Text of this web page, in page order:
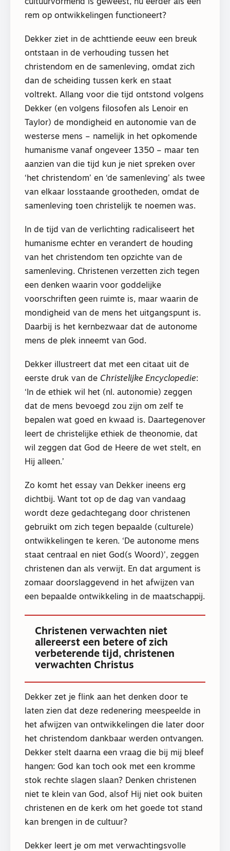
cultuurvormend is geweest, nu eerder als een
rem op ontwikkelingen functioneert?
Dekker ziet in de achttiende eeuw een breuk
ontstaan in de verhouding tussen het
christendom en de samenleving, omdat zich
dan de scheiding tussen kerk en staat
voltrekt. Allang voor die tijd ontstond volgens
Dekker (en volgens filosofen als Lenoir en
Taylor) de mondigheid en autonomie van de
westerse mens – namelijk in het opkomende
humanisme vanaf ongeveer 1350 – maar ten
aanzien van die tijd kun je niet spreken over
‘het christendom’ en ‘de samenleving’ als twee
van elkaar losstaande grootheden, omdat de
samenleving toen christelijk te noemen was.
In de tijd van de verlichting radicaliseert het
humanisme echter en verandert de houding
van het christendom ten opzichte van de
samenleving. Christenen verzetten zich tegen
een denken waarin voor goddelijke
voorschriften geen ruimte is, maar waarin de
mondigheid van de mens het uitgangspunt is.
Daarbij is het kernbezwaar dat de autonome
mens de plek inneemt van God.
Dekker illustreert dat met een citaat uit de
eerste druk van de Christelijke Encyclopedie:
‘In de ethiek wil het (nl. autonomie) zeggen
dat de mens bevoegd zou zijn om zelf te
bepalen wat goed en kwaad is. Daartegenover
leert de christelijke ethiek de theonomie, dat
wil zeggen dat God de Heere de wet stelt, en
Hij alleen.’
Zo komt het essay van Dekker ineens erg
dichtbij. Want tot op de dag van vandaag
wordt deze gedachtegang door christenen
gebruikt om zich tegen bepaalde (culturele)
ontwikkelingen te keren. ‘De autonome mens
staat centraal en niet God(s Woord)’, zeggen
christenen dan als verwijt. En dat argument is
zomaar doorslaggevend in het afwijzen van
een bepaalde ontwikkeling in de maatschappij.
Christenen verwachten niet
allereerst een betere of zich
verbeterende tijd, christenen
verwachten Christus
Dekker zet je flink aan het denken door te
laten zien dat deze redenering meespeelde in
het afwijzen van ontwikkelingen die later door
het christendom dankbaar werden ontvangen.
Dekker stelt daarna een vraag die bij mij bleef
hangen: God kan toch ook met een kromme
stok rechte slagen slaan? Denken christenen
niet te klein van God, alsof Hij niet ook buiten
christenen en de kerk om het goede tot stand
kan brengen in de cultuur?
Dekker leert je om met verwachtingsvolle